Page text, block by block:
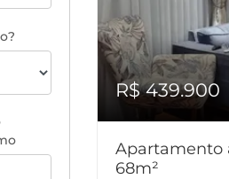
R$ 439.900
Apartamento
68m²